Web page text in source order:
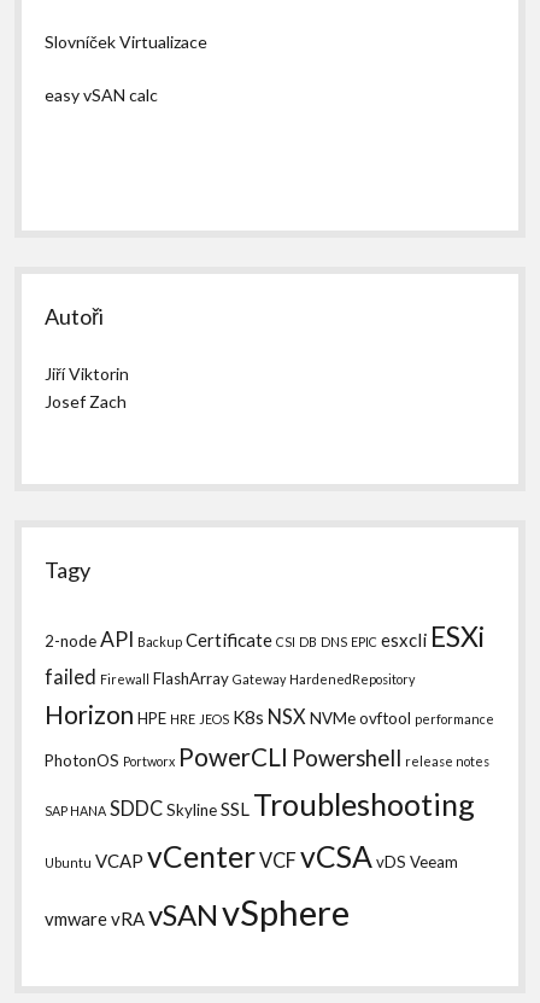
Slovníček Virtualizace
easy vSAN calc
Autoři
Jiří Viktorin
Josef Zach
Tagy
2-nodeAPI Backup Certificate CSI DB DNS EPIC esxcli ESXi
failed Firewall FlashArray Gateway HardenedRepository
Horizon HPE HRE JEOS K8s NSX NVMeovftool performance
PhotonOS Portworx PowerCLI Powershell release notes
SAP HANA SDDCSkylineSSL Troubleshooting
Ubuntu VCAP vCenterVCFvCSA vDS Veeam
vmwarevRAvSANvSphere